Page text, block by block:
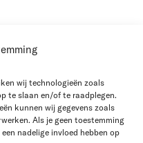
wij technologieën zoals
te slaan en/of te raadplegen.
kunnen wij gegevens zoals
Als je geen toestemming
nadelige invloed hebben op